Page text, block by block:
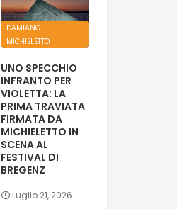
DAMIANO
MICHIELETTO
UNO SPECCHIO
INFRANTO PER
VIOLETTA: LA
PRIMA TRAVIATA
FIRMATA DA
MICHIELETTO IN
SCENA AL
FESTIVAL DI
BREGENZ
Luglio 21, 2026